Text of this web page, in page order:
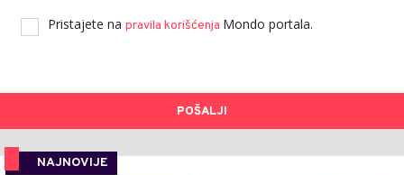
Pristajete na pravila korišćenja Mondo portala.
POŠALJI
NAJNOVIJE